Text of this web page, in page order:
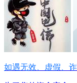
如遇无效、虚假、